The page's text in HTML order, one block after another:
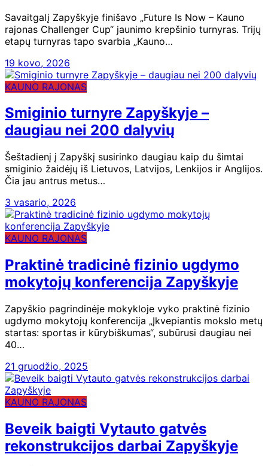
Savaitgalį Zapyškyje finišavo „Future Is Now – Kauno
rajonas Challenger Cup“ jaunimo krepšinio turnyras. Trijų
etapų turnyras tapo svarbia „Kauno…
19 kovo, 2026
KAUNO RAJONAS
Smiginio turnyre Zapyškyje –
daugiau nei 200 dalyvių
Šeštadienį į Zapyškį susirinko daugiau kaip du šimtai
smiginio žaidėjų iš Lietuvos, Latvijos, Lenkijos ir Anglijos.
Čia jau antrus metus…
3 vasario, 2026
KAUNO RAJONAS
Praktinė tradicinė fizinio ugdymo
mokytojų konferencija Zapyškyje
Zapyškio pagrindinėje mokykloje vyko praktinė fizinio
ugdymo mokytojų konferencija „Įkvepiantis mokslo metų
startas: sportas ir kūrybiškumas“, subūrusi daugiau nei
40…
21 gruodžio, 2025
KAUNO RAJONAS
Beveik baigti Vytauto gatvės
rekonstrukcijos darbai Zapyškyje